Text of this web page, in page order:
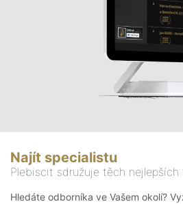
Najít specialistu
Plebiscit sdružuje těch nejlepších
Hledáte odborníka ve Vašem okolí?